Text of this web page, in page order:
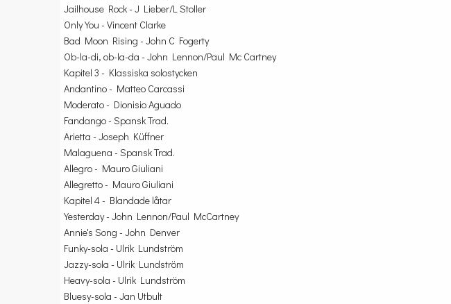
Jailhouse Rock - J Lieber/L Stoller
Only You - Vincent Clarke
Bad Moon Rising - John C Fogerty
Ob-la-di, ob-la-da - John Lennon/Paul Mc Cartney
Kapitel 3 - Klassiska solostycken
Andantino - Matteo Carcassi
Moderato - Dionisio Aguado
Fandango - Spansk Trad.
Arietta - Joseph Küffner
Malaguena - Spansk Trad.
Allegro - Mauro Giuliani
Allegretto - Mauro Giuliani
Kapitel 4 - Blandade låtar
Yesterday - John Lennon/Paul McCartney
Annie's Song - John Denver
Funky-sola - Ulrik Lundström
Jazzy-sola - Ulrik Lundström
Heavy-sola - Ulrik Lundström
Bluesy-sola - Jan Utbult